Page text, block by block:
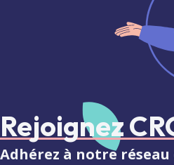
Rejoignez
Adhérez à notre réseau